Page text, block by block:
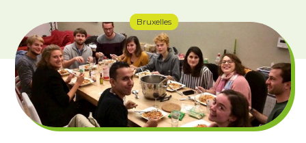
Bruxelles